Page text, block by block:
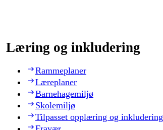
Læring og inkludering
Rammeplaner
Læreplaner
Barnehagemiljø
Skolemiljø
Tilpasset opplæring og inkludering